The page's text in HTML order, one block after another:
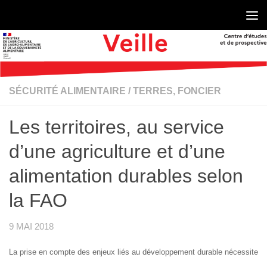
SÉCURITÉ ALIMENTAIRE / TERRES, FONCIER
Les territoires, au service
d’une agriculture et d’une
alimentation durables selon
la FAO
9 MAI 2018
La prise en compte des enjeux liés au développement durable nécessite